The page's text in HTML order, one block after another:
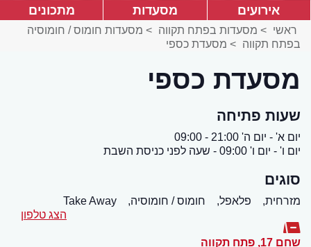
אירועים מסעדות מתכונים
ראשי > מסעדות בפתח תקווה > מסעדות חומוס / חומוסיה
בפתח תקווה > מסעדת כספי
מסעדת כספי
שעות פתיחה
יום א' - יום ה' 21:00 - 09:00
יום ו' - יום ו' 09:00 - שעה לפני כניסת השבת
סוגים
מזרחית, פלאפל, חומוס / חומוסיה,
Take Away
הצג טלפון
שחם 17 , פתח תקווה